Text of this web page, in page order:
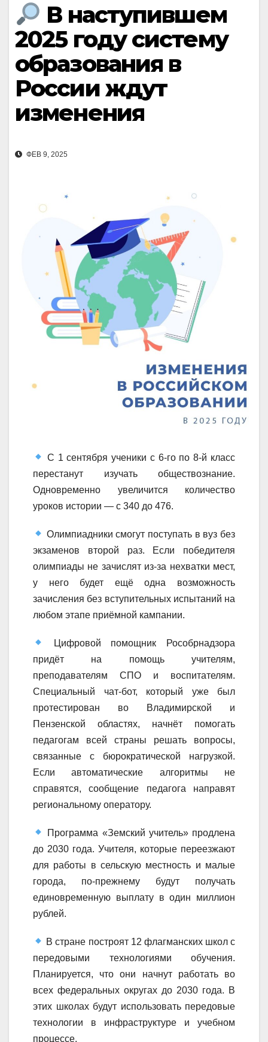
В наступившем
2025 году систему
образования в
России ждут
изменения
ФЕВ 9, 2025
С 1 сентября ученики с 6-го по 8-й класс
перестанут изучать обществознание.
Одновременно увеличится количество
уроков истории — с 340 до 476.
Олимпиадники смогут поступать в вуз без
экзаменов второй раз. Если победителя
олимпиады не зачислят из-за нехватки мест,
у него будет ещё одна возможность
зачисления без вступительных испытаний на
любом этапе приёмной кампании.
Цифровой помощник Рособрнадзора
придёт на помощь учителям,
преподавателям СПО и воспитателям.
Специальный чат-бот, который уже был
протестирован во Владимирской и
Пензенской областях, начнёт помогать
педагогам всей страны решать вопросы,
связанные с бюрократической нагрузкой.
Если автоматические алгоритмы не
справятся, сообщение педагога направят
региональному оператору.
Программа «Земский учитель» продлена
до 2030 года. Учителя, которые переезжают
для работы в сельскую местность и малые
города, по-прежнему будут получать
единовременную выплату в один миллион
рублей.
В стране построят 12 флагманских школ с
передовыми технологиями обучения.
Планируется, что они начнут работать во
всех федеральных округах до 2030 года. В
этих школах будут использовать передовые
технологии в инфраструктуре и учебном
процессе.